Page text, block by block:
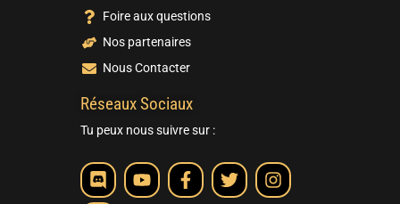
Foire aux questions
Nos partenaires
Nous Contacter
Réseaux Sociaux
Tu peux nous suivre sur :